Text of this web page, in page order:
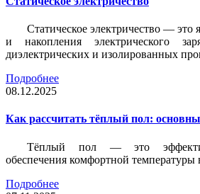
Статическое электричество — это
и накопления электрического
диэлектрических и изолированных
Подробнее
08.12.2025
Как рассчитать тёплый пол:
Тёплый пол — это
обеспечения комфортной
Подробнее